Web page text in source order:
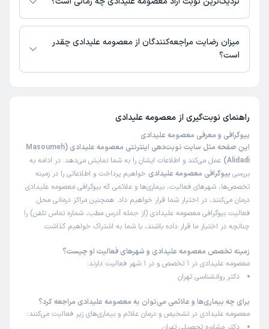
معصومه علیدادی از روز یکشنبه 18 مرداد 1405 بیمار جدید می‌پذیرند.
میزان رضایت مراجعه‌کنندگان از معصومه علیدادی چقدر
است؟
راهنمای نوبت‌گیری از معصومه علیدادی
بیوگرافی و معرفی معصومه علیدادی
این صفحه مثل سایت نوبت‌دهی اینترنتی معصومه علیدادی (Masoumeh
Alidadi) عمل می‌کند و اطلاعات ایشان را به شما نمایش می‌دهد. در ادامه به
بررسی بیوگرافی معصومه علیدادی خواهیم پرداخت و اطلاعاتی را در زمینه
تخصص‌ها، شهرهای فعالیت، بیماری‌ها و علائمی که بیوگرافی معصومه علیدادی
درمان می‌کنند، در اختیار شما قرار خواهیم داد. همچنین مراکز درمانی محل
فعالیت بیوگرافی معصومه علیدادی (از جمله آدرس مطب، شماره تماس تلفن) را
چنانچه در اختیار ما قرار داده باشند، با شما به اشتراک خواهیم گذاشت.
زمینه تخصص معصومه علیدادی و شهرهای فعالیت او چیست؟
معصومه علیدادی در 1 تخصص و در 1 شهر فعالیت دارند:
دکتر روانشناسی تهران
برای چه بیماری‌ها و علائمی می‌توان به معصومه علیدادی مراجعه کرد؟
معصومه علیدادی در تشخیص و درمان علائم و بیماری‌های زیر فعالیت می‌کنند: